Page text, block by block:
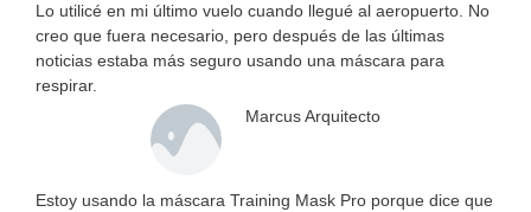
Lo utilicé en mi último vuelo cuando llegué al aeropuerto. No
creo que fuera necesario, pero después de las últimas
noticias estaba más seguro usando una máscara para
respirar.
Marcus Arquitecto
Estoy usando la máscara Training Mask Pro porque dice que